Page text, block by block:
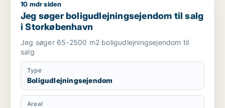
Jeg søger boligudlejningsejendom til salg i Storkøbenhavn
10 mdr siden
Jeg søger boligudlejningsejendom til salg
i Storkøbenhavn
Jeg søger 65-2500 m2 boligudlejningsejendom til
salg
Type
Boligudlejningsejendom
Areal